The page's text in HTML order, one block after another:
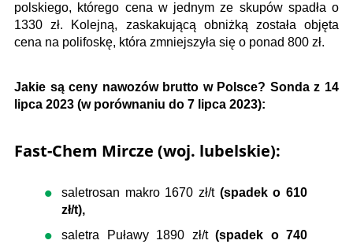
polskiego, którego cena w jednym ze skupów spadła o
1330 zł. Kolejną, zaskakującą obniżką została objęta
cena na polifoskę, która zmniejszyła się o ponad 800 zł.
Jakie są ceny nawozów brutto w Polsce? Sonda z 14
lipca 2023 (w porównaniu do 7 lipca 2023):
Fast-Chem Mircze (woj. lubelskie):
saletrosan makro 1670 zł/t(spadek o 610
zł/t),
saletra Puławy 1890 zł/t (spadek o 740